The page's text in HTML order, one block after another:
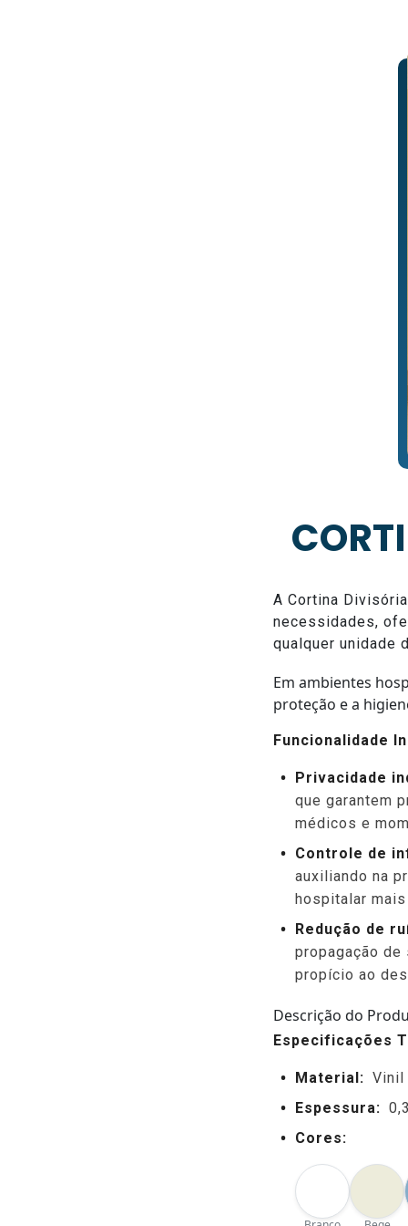
A Cortina
necessidades,
qualquer unidade
Em ambientes
proteção e a
Funcionalidade
Privacidade
que garantem
médicos e
Controle de
auxiliando na
hospitalar
Redução de
propagação
propício ao
Descrição do
Especificações
Material: Vinil
Espessura:
Cores: